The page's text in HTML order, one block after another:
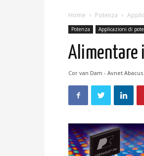
Home Potenza
Potenza Applicazioni di
Alimentare
Cor van Dam - Avnet Abacus